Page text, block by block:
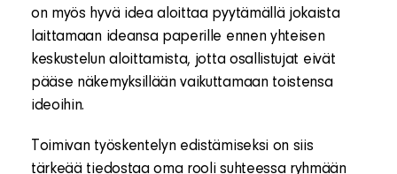
on myös hyvä idea aloittaa pyytämällä jokaista
laittamaan ideansa paperille ennen yhteisen
keskustelun aloittamista, jotta osallistujat eivät
pääse näkemyksillään vaikuttamaan toistensa
ideoihin.
Toimivan työskentelyn edistämiseksi on siis
tärkeää tiedostaa oma rooli suhteessa ryhmään